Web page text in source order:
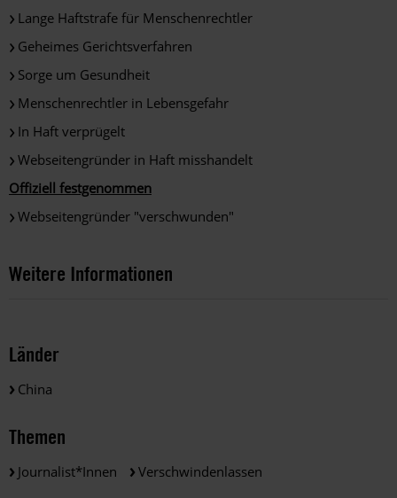
Lange Haftstrafe für Menschenrechtler
Geheimes Gerichtsverfahren
Sorge um Gesundheit
Menschenrechtler in Lebensgefahr
In Haft verprügelt
Webseitengründer in Haft misshandelt
Offiziell festgenommen
Webseitengründer "verschwunden"
Weitere Informationen
Länder
China
Themen
Journalist*innen Verschwindenlassen